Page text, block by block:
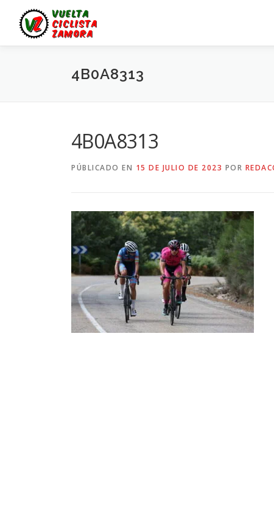
contenido
4B0A8313
4B0A8313
PÚBLICADO EN 15 DE JULIO DE 2023 POR